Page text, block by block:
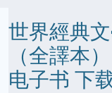
世界經典
（全譯本
电子书 下